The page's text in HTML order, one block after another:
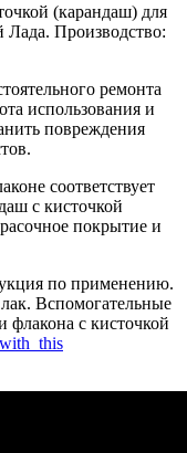
(карандаш) для
Лада. Производство:
ремонта
использования и
повреждения
соответствует
с кисточкой
покрытие и
по применению.
Вспомогательные
флакона с кисточкой